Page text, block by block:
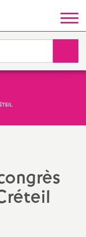
y
n
i
a
t